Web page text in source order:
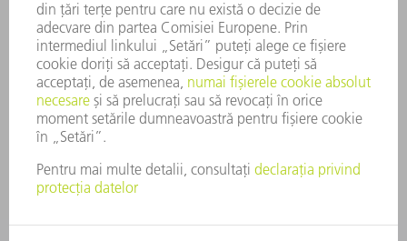
SECURITATE
COMUNICATE DE PRESĂ
REVISTE
SUSTENABILITATE
MEDIU ȘI CLIMĂ
ASPECTE SOCIALE ȘI DE ÎNTREPRINDERE
GUVERNANȚA CORPORATIVĂ